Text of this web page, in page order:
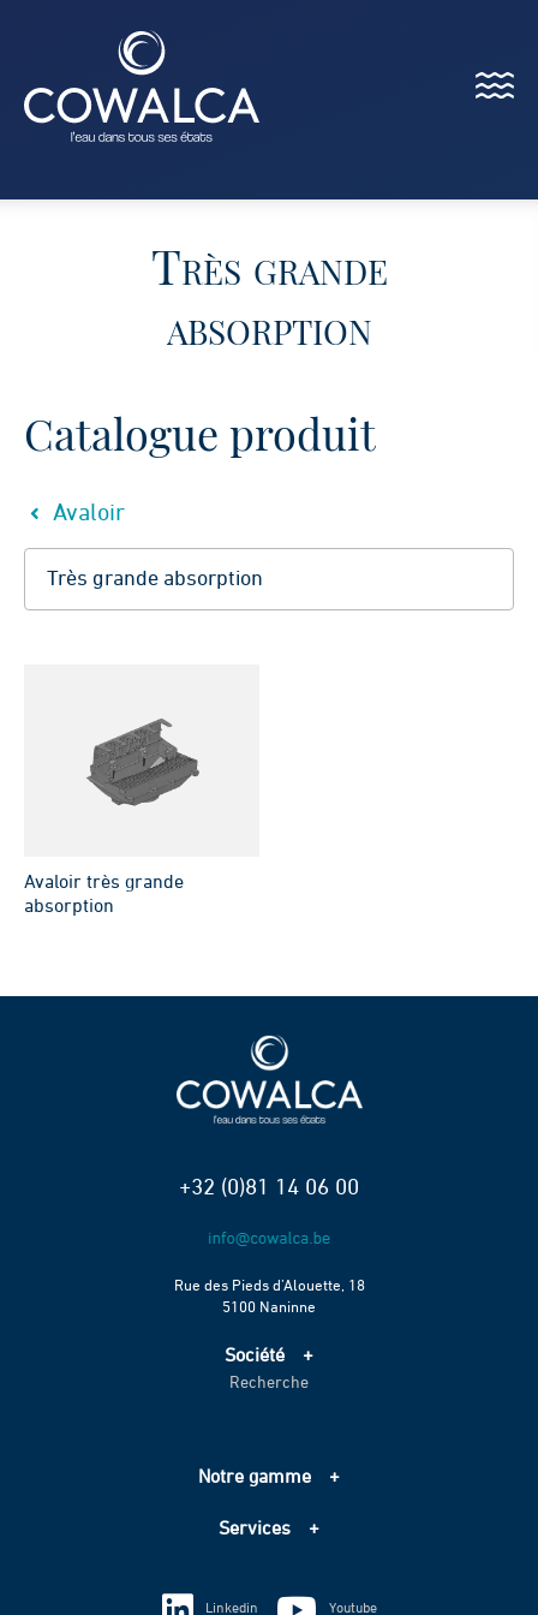
Menu
Très grande
absorption
Catalogue produit
Avaloir
Avaloir très grande
absorption
+32 (0)81 14 06 00
Rue des Pieds d’Alouette, 18
5100 Naninne
Société
Accueil
Échelle de performance CO2
Recherche
Notre gamme
Assainissement
Techniques spéciales
Services
Information sur les cookies
Linkedin Youtube